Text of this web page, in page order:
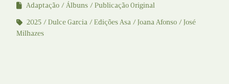
Adaptação Álbuns
Publicação Original
2025
Dulce Garcia Edições Asa Joana Afonso
José
Milhazes